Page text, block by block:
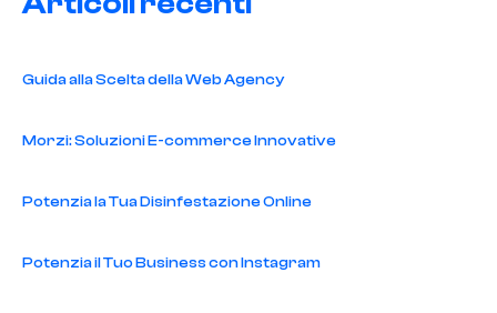
Guida alla Scelta della Web Agency
Morzi: Soluzioni E-commerce Innovative
Potenzia la Tua Disinfestazione Online
Potenzia il Tuo Business con Instagram